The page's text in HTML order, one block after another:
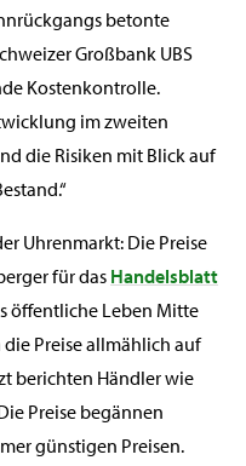
betonte
Großbank UBS
Kostenkontrolle.
im zweiten
die Risiken mit Blick auf
Uhrenmarkt: Die Preise
für das Handelsblatt
öffentliche Leben Mitte
Preise allmählich auf
berichten Händler wie
Preise begännen
günstigen Preisen.